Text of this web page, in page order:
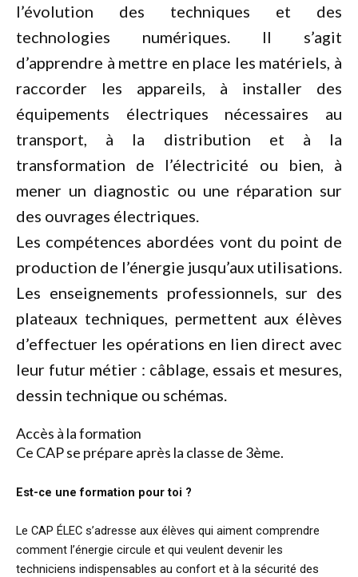
l’évolution des techniques et des
technologies numériques. Il s’agit
d’apprendre à mettre en place les matériels, à
raccorder les appareils, à installer des
équipements électriques nécessaires au
transport, à la distribution et à la
transformation de l’électricité ou bien, à
mener un diagnostic ou une réparation sur
des ouvrages électriques.
Les compétences abordées vont du point de
production de l’énergie jusqu’aux utilisations.
Les enseignements professionnels, sur des
plateaux techniques, permettent aux élèves
d’effectuer les opérations en lien direct avec
leur futur métier : câblage, essais et mesures,
dessin technique ou schémas.
Accès à la formation
Ce CAP se prépare après la classe de 3ème.
Est-ce une formation pour toi ?
Le CAP ÉLEC s’adresse aux élèves qui aiment comprendre
comment l’énergie circule et qui veulent devenir les
techniciens indispensables au confort et à la sécurité des